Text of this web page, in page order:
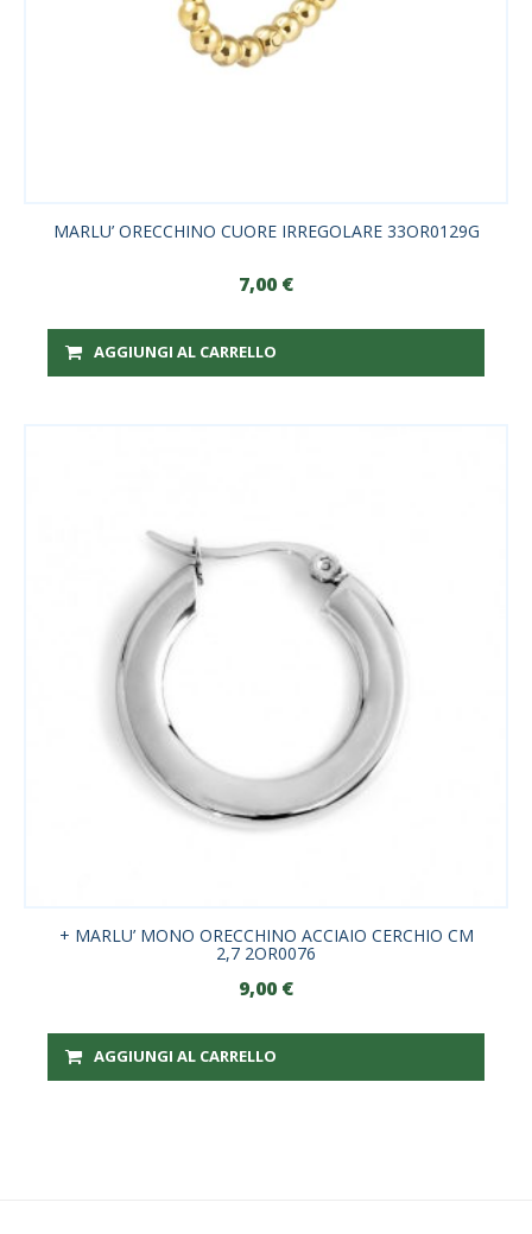
MARLU’ ORECCHINO CUORE IRREGOLARE 33OR0129G
7,00 €
AGGIUNGI AL CARRELLO
+ MARLU’ MONO ORECCHINO ACCIAIO CERCHIO CM
2,7 2OR0076
9,00 €
AGGIUNGI AL CARRELLO